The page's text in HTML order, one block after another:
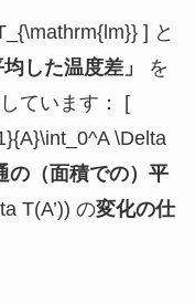
] と
した温度差」
を
ています： [
\Delta
の（面積での）平
T(A’)) の変化の仕